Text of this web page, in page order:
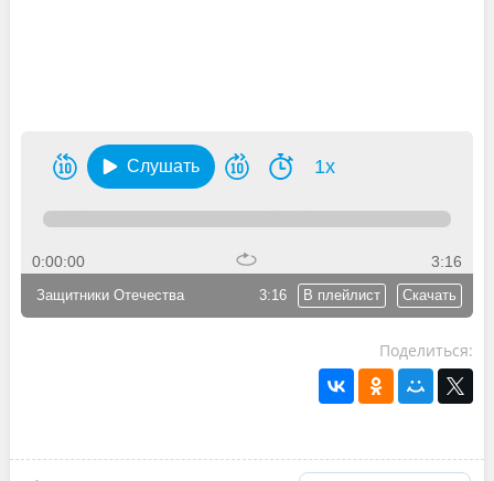
Слушать 1x
0:00:00 3:16
3:16 В плейлист Скачать
Защитники Отечества
Поделиться: